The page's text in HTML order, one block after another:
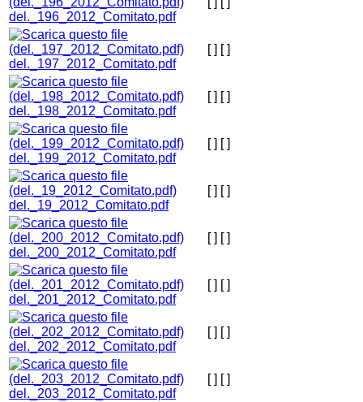
del._196_2012_Comitato.pdf
del._197_2012_Comitato.pdf
[ ] [ ]
del._198_2012_Comitato.pdf
[ ] [ ]
del._199_2012_Comitato.pdf
[ ] [ ]
del._19_2012_Comitato.pdf
[ ] [ ]
del._200_2012_Comitato.pdf
[ ] [ ]
del._201_2012_Comitato.pdf
[ ] [ ]
del._202_2012_Comitato.pdf
[ ] [ ]
del._203_2012_Comitato.pdf
[ ] [ ]